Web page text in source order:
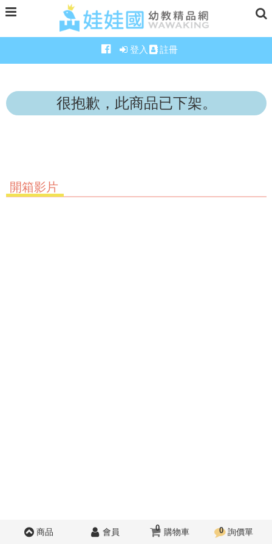
登入 註冊
很抱歉，此商品已下架。
開箱影片
商品 會員 0 購物車 0 詢價單